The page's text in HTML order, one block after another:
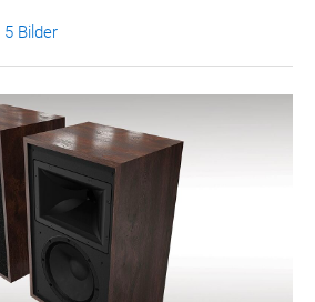
Mit authentischen Palisander-
die Wärme, Eleganz und Nostalgie
und integrieren modernste Elektronik
Streaming-Funktionen.
entnehmen Sie bitte dem folgenden
steht hier für Sie zum
5 Bilder